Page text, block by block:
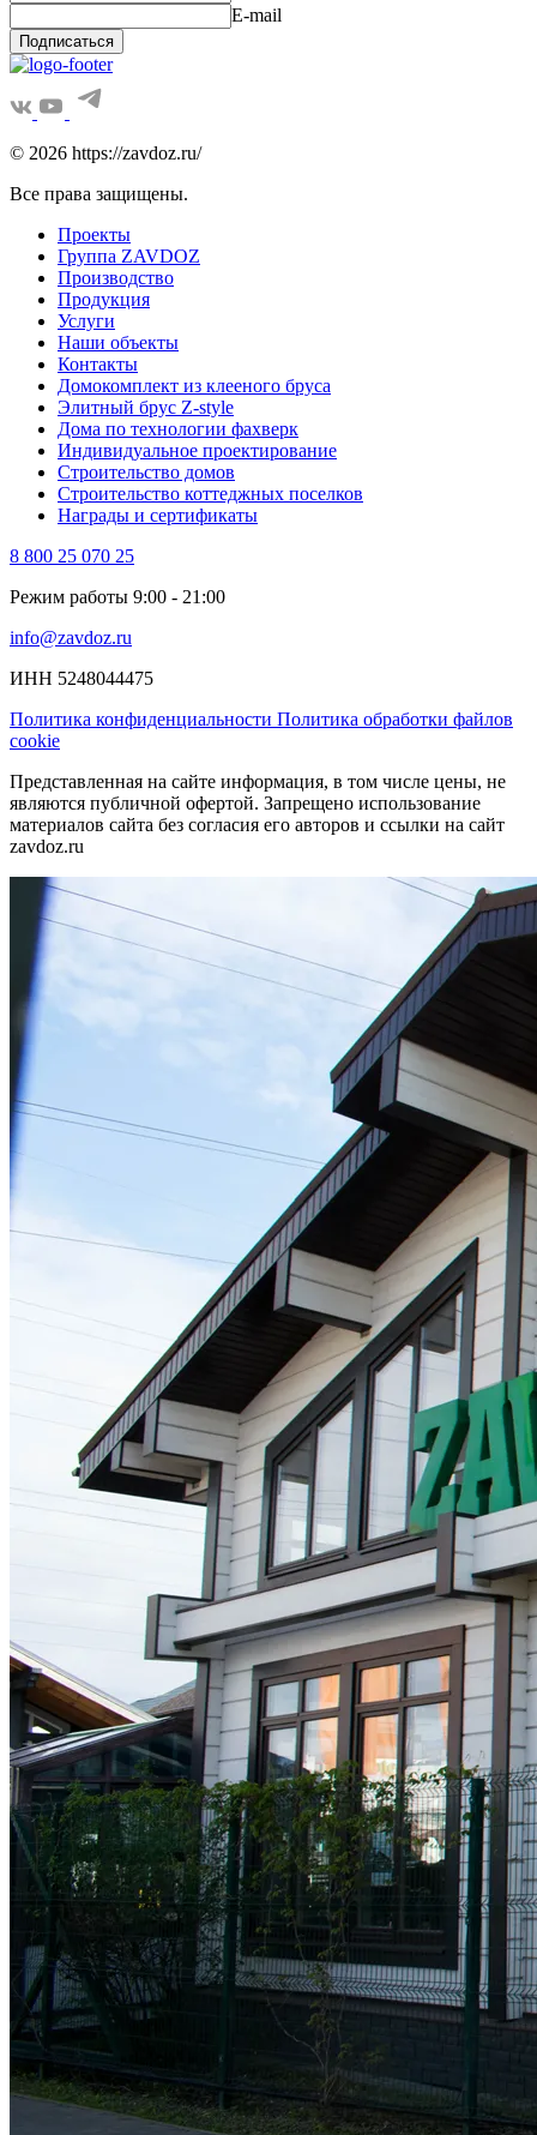
E-mail
Подписаться
© 2026 https://zavdoz.ru/
Все права защищены.
Проекты
Группа ZAVDOZ
Производство
Продукция
Услуги
Наши объекты
Контакты
Домокомплект из клееного бруса
Элитный брус Z-style
Дома по технологии фахверк
Индивидуальное проектирование
Строительство домов
Строительство коттеджных поселков
Награды и сертификаты
8 800 25 070 25
Режим работы 9:00 - 21:00
info@zavdoz.ru
ИНН 5248044475
Политика конфиденциальности Политика обработки файлов
cookie
Представленная на сайте информация, в том числе цены, не
являются публичной офертой. Запрещено использование
материалов сайта без согласия его авторов и ссылки на сайт
zavdoz.ru